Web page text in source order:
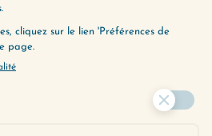
AUSSI